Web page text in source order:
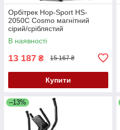
Орбітрек Hop-Sport HS-
2050C Cosmo магнітний
сірий/сріблястий
В наявності
13 187 ₴ 15 167 ₴
Купити
–13%